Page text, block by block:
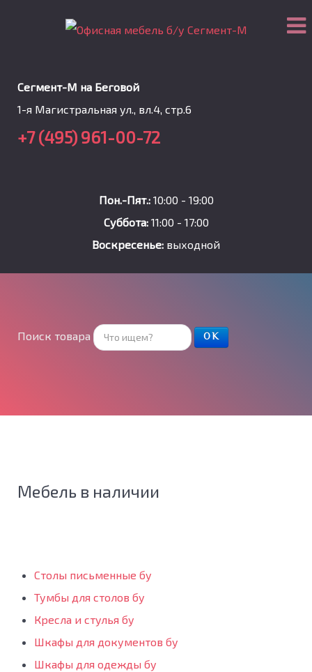
Сегмент-М на Беговой
1-я Магистральная ул., вл.4, стр.6
+7 (495) 961-00-72
Пон.-Пят.: 10:00 - 19:00
Суббота:11:00 - 17:00
Воскресенье: выходной
Поиск товара ОК
Мебель в наличии
Столы письменные бу
Тумбы для столов бу
Кресла и стулья бу
Шкафы для документов бу
Шкафы для одежды бу